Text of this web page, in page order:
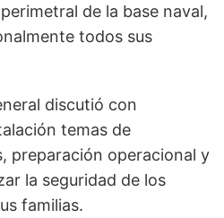
de la base naval,
todos sus
discutió con
temas de
preparación operacional y
la seguridad de los
familias.